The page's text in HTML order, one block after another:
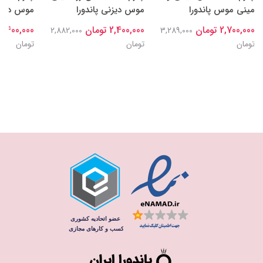
مینی موس پاندورا
2,700,000 تومان
3,289,000
تومان
موس دیزنی پاندورا
2,400,000 تومان
2,882,000
تومان
موس
2,400,000
تومان